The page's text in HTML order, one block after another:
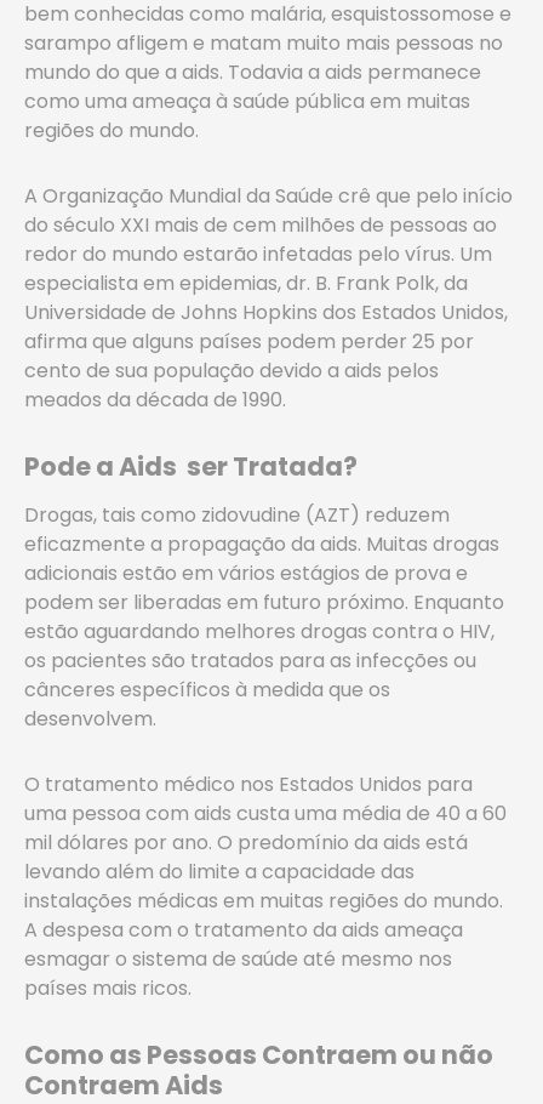
bem conhecidas como malária, esquistossomose e
sarampo afligem e matam muito mais pessoas no
mundo do que a aids. Todavia a aids permanece
como uma ameaça à saúde pública em muitas
regiões do mundo.
A Organização Mundial da Saúde crê que pelo início
do século XXI mais de cem milhões de pessoas ao
redor do mundo estarão infetadas pelo vírus. Um
especialista em epidemias, dr. B. Frank Polk, da
Universidade de Johns Hopkins dos Estados Unidos,
afirma que alguns países podem perder 25 por
cento de sua população devido a aids pelos
meados da década de 1990.
­Pode a Aids ser Tratada?
Drogas, tais como zidovudine (AZT) reduzem
eficazmente a propagação da aids. Muitas drogas
adicionais estão em vários estágios de prova e
podem ser liberadas em futuro próximo. Enquanto
estão aguardando melhores drogas contra o HIV,
os pacientes são tratados para as infecções ou
cânceres específicos à medida que os
desenvolvem.
O tratamento médico nos Estados Unidos para
uma pessoa com aids custa uma média de 40 a 60
mil dólares por ano. O predomínio da aids está
levando além do limite a capacidade das
instalações médicas em muitas regiões do mundo.
A despesa com o tratamento da aids ameaça
esmagar o sistema de saúde até mesmo nos
países mais ricos.
Como as Pessoas Contraem ou não
Contraem Aids